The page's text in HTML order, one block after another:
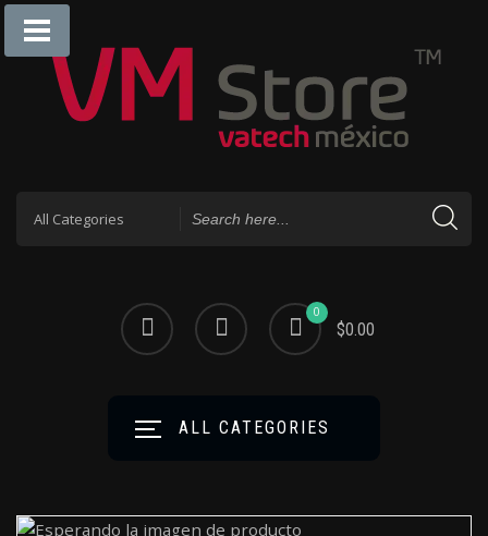
0
$0.00
ALL CATEGORIES